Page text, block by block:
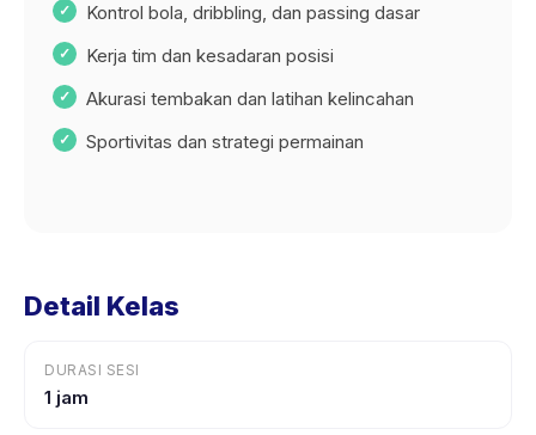
Kontrol bola, dribbling, dan passing dasar
Kerja tim dan kesadaran posisi
Akurasi tembakan dan latihan kelincahan
Sportivitas dan strategi permainan
Detail Kelas
DURASI SESI
1 jam